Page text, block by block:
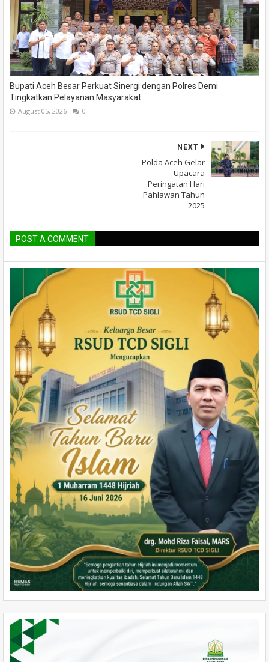
Bupati Aceh Besar Perkuat Sinergi dengan Polres Demi
Tingkatkan Pelayanan Masyarakat
August 05, 2026 0
NEXT
Polda Aceh Gelar
Upacara
Peringatan Hari
Pahlawan Tahun
2025
POST A COMMENT